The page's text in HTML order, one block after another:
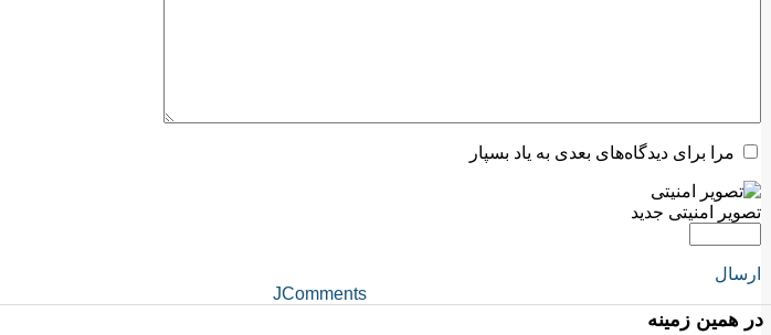
مرا برای دیدگاه‌های بعدی به یاد بسپار
تصویر امنیتی جدید
ارسال
JComments
در همین زمینه